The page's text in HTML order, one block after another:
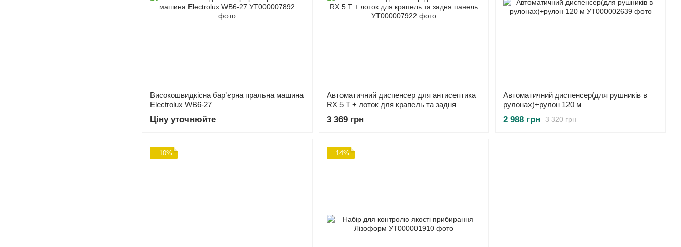
Високошвидкісна бар’єрна пральна машина
Electrolux WB6-27
Ціну уточнюйте
Автоматичний диспенсер для антисептика
RX 5 T + лоток для крапель та задня
3 369 грн
Автоматичний диспенсер(для рушників в
рулонах)+рулон 120 м
3 320 грн
2 988 грн
−10% −14%